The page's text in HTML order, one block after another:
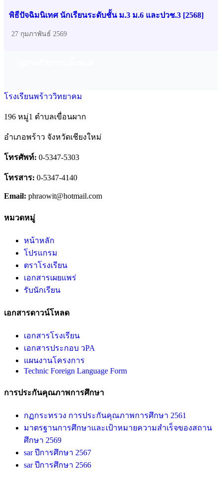
พิธีปัจฉิมนิเทศ นักเรียนระดับชั้น ม.3 ม.6 และปวช.3 [2568]
27 กุมภาพันธ์ 2569
โรงเรียนพร้าววิทยาคม
196 หมู่1 ตำบลเขื่อนผาก
อำเภอพร้าว จังหวัดเชียงใหม่
โทรศัพท์: 0-5347-5303
โทรสาร: 0-5347-4140
Email: phraowit@hotmail.com
หมวดหมู่
หน้าหลัก
โปรแกรม
ตราโรงเรียน
เอกสารเผยแพร่
รับนักเรียน
เอกสารดาวน์โหลด
เอกสารโรงเรียน
เอกสารประกอบ วPA
แผนงานโครงการ
Technic Foreign Language Form
การประกันคุณภาพการศึกษา
กฏกระทรวง การประกันคุณภาพการศึกษา 2561
มาตรฐานการศึกษาและเป้าหมายความสำเร็จของสถาน
ศึกษา 2569
sar ปีการศึกษา 2567
sar ปีการศึกษา 2566